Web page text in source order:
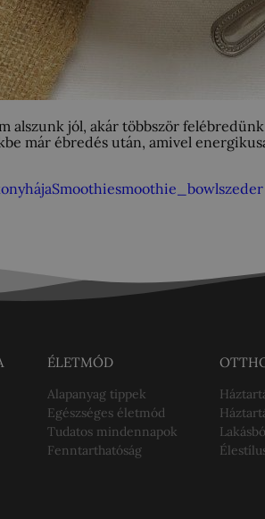
jól, akár többször
már ébredés után, amivel
Smoothiesmoothie_bowlszeder
ÉLETMÓD
Alapanyag tippek
Egészséges életmód
Tudatos mindennapok
Fenntarthatóság